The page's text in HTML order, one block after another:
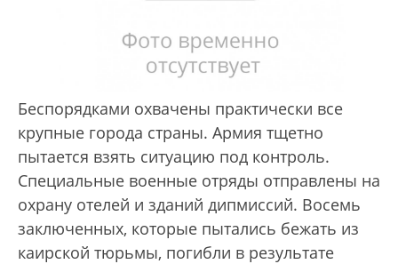
Беспорядками охвачены практически все
крупные города страны. Армия тщетно
пытается взять ситуацию под контроль.
Специальные военные отряды отправлены на
охрану отелей и зданий дипмиссий. Восемь
заключенных, которые пытались бежать из
каирской тюрьмы, погибли в результате